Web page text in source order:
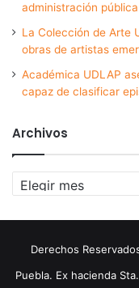
administración
La Colección de Arte
obras de artistas
Académica UDLAP
capaz de clasificar
Archivos
Archivos
Derechos
Puebla. Ex hacienda